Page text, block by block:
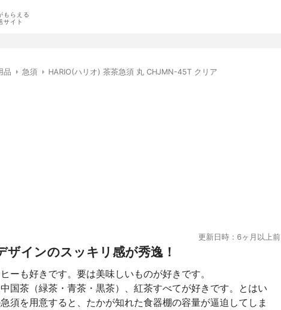
もらえる
サイト
品 急須 HARIO(ハリオ) 茶茶急須 丸 CHJMN-45T クリア
更新日時：6ヶ月以上前
ザインのスッキリ感が秀逸！
ーも好きです。要は美味しいものが好きです。
国茶（緑茶・青茶・黒茶）、紅茶すべてが好きです。とはい
須を用意すると、たかが知れた食器棚の容量が逼迫してしま